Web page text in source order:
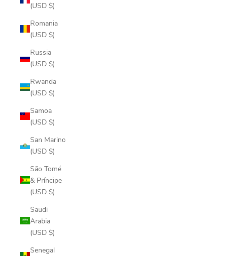
(USD $)
Romania
(USD $)
Russia
(USD $)
Rwanda
(USD $)
Samoa
(USD $)
San Marino
(USD $)
São Tomé
& Príncipe
(USD $)
Saudi
Arabia
(USD $)
Senegal